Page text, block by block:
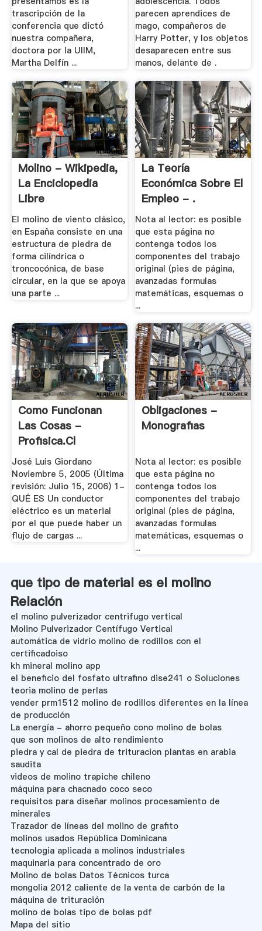
trascripción de la
conferencia que dictó
nuestra compañera,
doctora por la UIIM,
Martha Delfín ...
parecen aprendices de
mago, compañeros de
Harry Potter, y los objetos
desaparecen entre sus
manos, delante de .
Molino - Wikipedia,
La Enciclopedia
Libre
El molino de viento clásico,
en España consiste en una
estructura de piedra de
forma cilíndrica o
troncocónica, de base
circular, en la que se apoya
una parte ...
La Teoría
Económica Sobre El
Empleo - .
Nota al lector: es posible
que esta página no
contenga todos los
componentes del trabajo
original (pies de página,
avanzadas formulas
matemáticas, esquemas o
...
Como Funcionan
Las Cosas -
Profisica.cl
José Luis Giordano
Noviembre 5, 2005 (Última
revisión: Julio 15, 2006) 1-
QUÉ ES Un conductor
eléctrico es un material
por el que puede haber un
flujo de cargas ...
Obligaciones -
Monografias
Nota al lector: es posible
que esta página no
contenga todos los
componentes del trabajo
original (pies de página,
avanzadas formulas
matemáticas, esquemas o
...
que tipo de material es el molino
Relación
el molino pulverizador centrifugo vertical
Molino Pulverizador Centífugo Vertical
automática de vidrio molino de rodillos con el
certificadoiso
kh mineral molino app
el beneficio del fosfato ultrafino dise241 o Soluciones
teoria molino de perlas
vender prm1512 molino de rodillos diferentes en la línea
de producción
La energía - ahorro pequeño cono molino de bolas
que son molinos de alto rendimiento
piedra y cal de piedra de trituracion plantas en arabia
saudita
videos de molino trapiche chileno
máquina para chacnado coco seco
requisitos para diseñar molinos procesamiento de
minerales
Trazador de líneas del molino de grafito
molinos usados República Dominicana
tecnologia aplicada a molinos industriales
maquinaria para concentrado de oro
Molino de bolas Datos Técnicos turca
mongolia 2012 caliente de la venta de carbón de la
máquina de trituración
molino de bolas tipo de bolas pdf
Mapa del sitio